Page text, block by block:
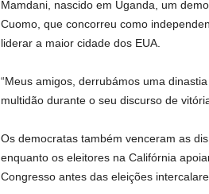
Mamdani, nascido em Uganda, um
Cuomo, que concorreu como
liderar a maior cidade dos EUA.
“Meus amigos, derrubámos uma
multidão durante o seu discurso de
Os democratas também venceram as
enquanto os eleitores na Califórnia
Congresso antes das eleições